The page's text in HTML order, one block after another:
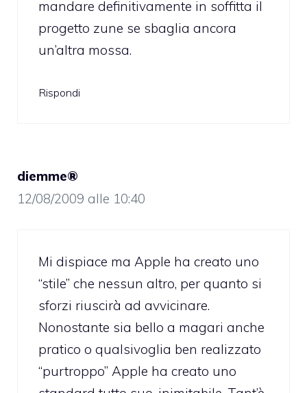
mandare definitivamente in soffitta il
progetto zune se sbaglia ancora
un’altra mossa.
Rispondi
diemme®
12/08/2009 alle 10:40
Mi dispiace ma Apple ha creato uno
“stile” che nessun altro, per quanto si
sforzi riuscirà ad avvicinare.
Nonostante sia bello a magari anche
pratico o qualsivoglia ben realizzato
“purtroppo” Apple ha creato uno